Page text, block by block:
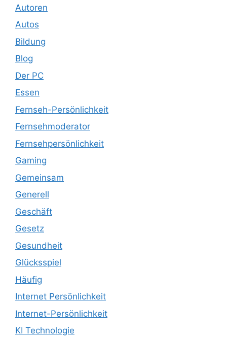
Autoren
Autos
Bildung
Blog
Der PC
Essen
Fernseh-Persönlichkeit
Fernsehmoderator
Fernsehpersönlichkeit
Gaming
Gemeinsam
Generell
Geschäft
Gesetz
Gesundheit
Glücksspiel
Häufig
Internet Persönlichkeit
Internet-Persönlichkeit
KI Technologie